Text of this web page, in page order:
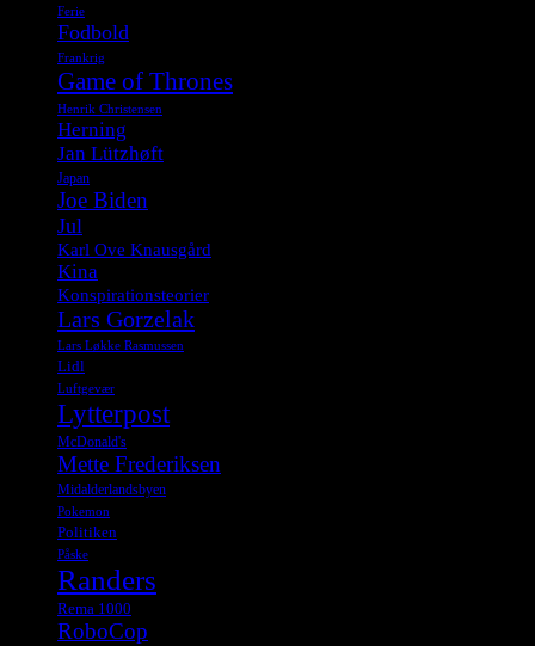
Ferie
Fodbold
Frankrig
Game of Thrones
Henrik Christensen
Herning
Jan Lützhøft
Japan
Joe Biden
Jul
Karl Ove Knausgård
Kina
Konspirationsteorier
Lars Gorzelak
Lars Løkke Rasmussen
Lidl
Luftgevær
Lytterpost
McDonald's
Mette Frederiksen
Midalderlandsbyen
Pokemon
Politiken
Påske
Randers
Rema 1000
RoboCop